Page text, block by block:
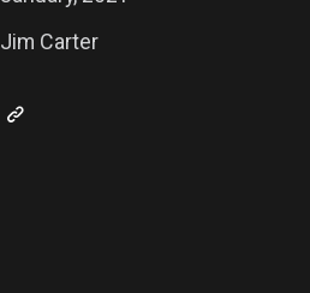
Jim Carter